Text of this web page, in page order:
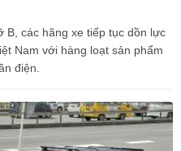
B, các hãng xe tiếp tục dồn lực
Nam với hàng loạt sản phẩm
điện.